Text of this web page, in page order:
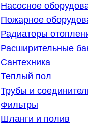
Насосное
Пожарное
Радиаторы
Расширительные
Сантехника
Теплый пол
Трубы и
Фильтры
Шланги и полив